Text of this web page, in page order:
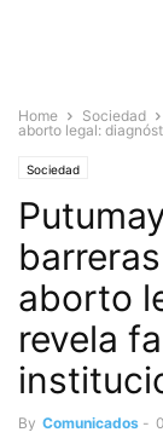
Home Sociedad
aborto legal:
Sociedad
aborto
revela
By Comunicados -